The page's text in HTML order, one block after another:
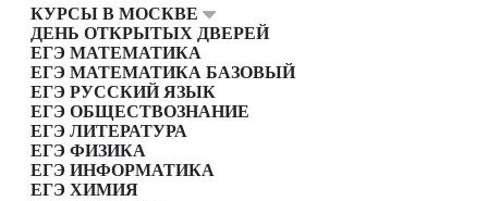
КУРСЫ В МОСКВЕ
ДЕНЬ ОТКРЫТЫХ ДВЕРЕЙ
ЕГЭ МАТЕМАТИКА
ЕГЭ МАТЕМАТИКА БАЗОВЫЙ
ЕГЭ РУССКИЙ ЯЗЫК
ЕГЭ ОБЩЕСТВОЗНАНИЕ
ЕГЭ ЛИТЕРАТУРА
ЕГЭ ФИЗИКА
ЕГЭ ИНФОРМАТИКА
ЕГЭ ХИМИЯ